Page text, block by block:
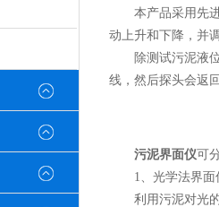
本产品采用先进
动上升和下降，并
除测试污泥液位
线，然后探头会返
污泥界面仪可
1、光学法界面
利用污泥对光的